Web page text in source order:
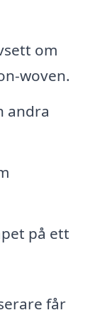
om
woven.
andra
på ett
får